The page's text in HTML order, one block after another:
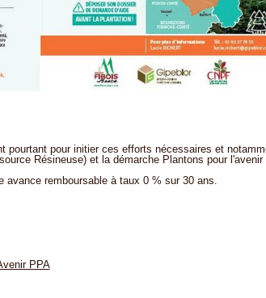
pourtant pour initier ces efforts nécessaires et
Résineuse) et la démarche Plantons pour l'avenir
avance remboursable à taux 0 % sur 30 ans.
PPA